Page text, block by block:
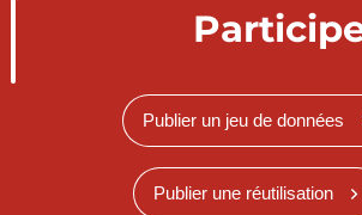
Publier un jeu de données
Publier une réutilisation